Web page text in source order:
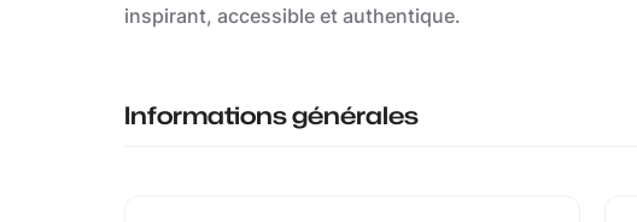
inspirant, accessible et authentique.
Informations générales